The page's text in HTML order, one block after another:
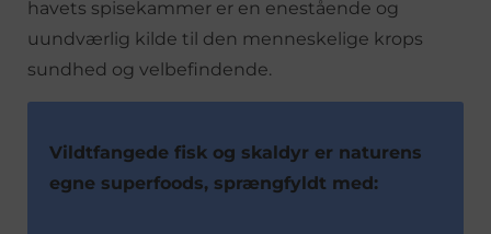
havets spisekammer er en enestående og
uundværlig kilde til den menneskelige krops
sundhed og velbefindende.
Vildtfangede fisk og skaldyr er naturens
egne superfoods, sprængfyldt med: